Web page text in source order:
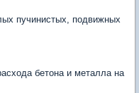
пучинистых, подвижных
бетона и металла на